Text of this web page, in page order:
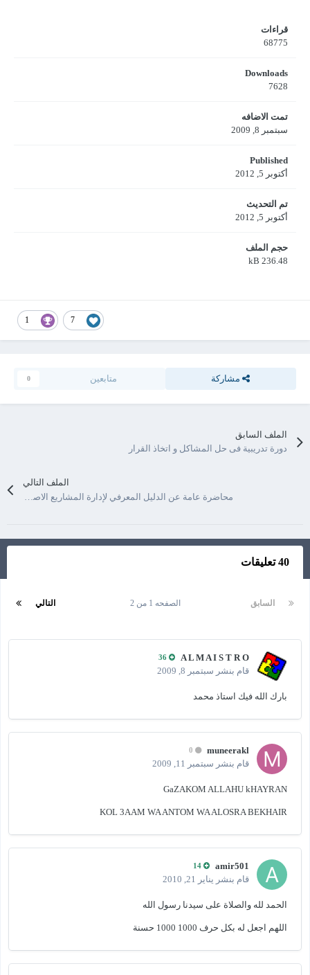
قراءات
68775
Downloads
7628
تمت الاضافه
سبتمبر 8, 2009
Published
أكتوبر 5, 2012
تم التحديث
أكتوبر 5, 2012
حجم الملف
236.48 kB
7
1
مشاركة متابعين 0
الملف السابق
دورة تدريبية فى حل المشاكل و اتخاذ القرار
الملف التالي
40 تعليقات
السابق التالي الصفحه 1 من 2
A L M A I S T R O
قام بنشر سبتمبر 8, 2009
بارك الله فيك استاذ محمد
muneerakl
قام بنشر سبتمبر 11, 2009
GaZAKOM ALLAHU kHAYRAN
KOL 3AAM WA ANTOM WA ALOSRA BEKHAIR
amir501
قام بنشر يناير 21, 2010
الحمد لله والصلاة على سيدنا رسول الله
اللهم اجعل له بكل حرف 1000 1000 حسنة